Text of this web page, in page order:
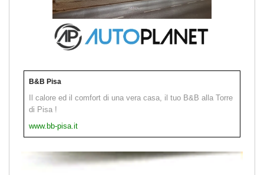
B&B Pisa
Il calore ed il comfort di una vera casa, il tuo B&B alla Torre
di Pisa !
www.bb-pisa.it